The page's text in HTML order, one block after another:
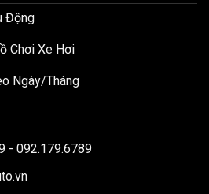
Động
Chơi Xe Hơi
Ngày/Tháng
- 092.179.6789